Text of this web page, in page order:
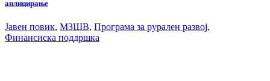
аплицирање
Јавен повик, МЗШВ, Програма за рурален развој,
Финансиска поддршка